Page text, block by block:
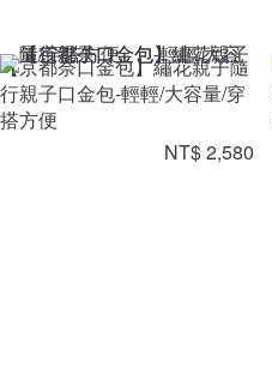
【京都奈口金包】繡花親子隨
行親子口金包-輕輕/大容量/穿
搭方便
NT$ 2,580